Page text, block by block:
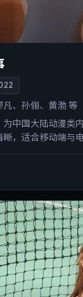
凡、孙俪、黄渤 等
为中国大陆动漫类
晰，适合移动端与